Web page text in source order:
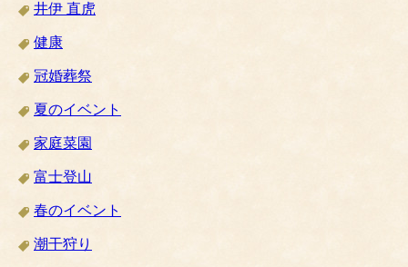
井伊 直虎
健康
冠婚葬祭
夏のイベント
家庭菜園
富士登山
春のイベント
潮干狩り